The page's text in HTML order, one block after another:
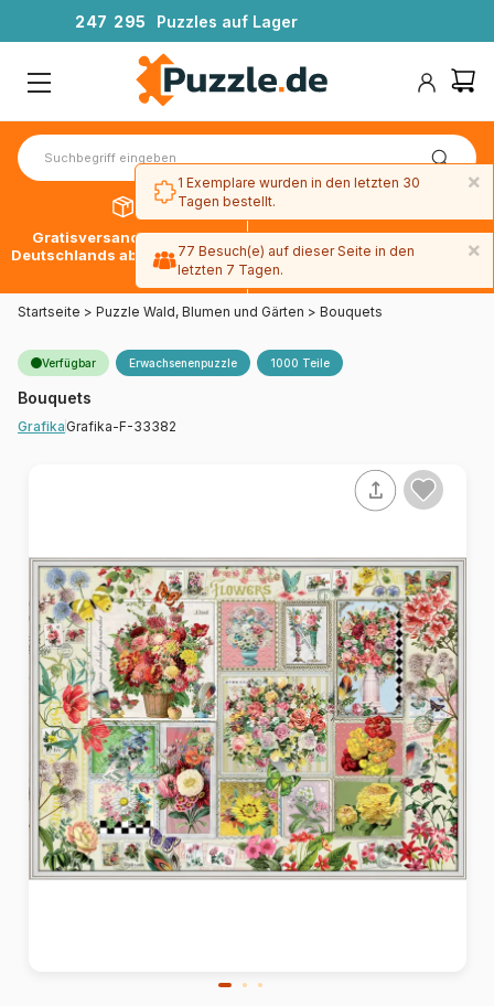
247 295 Puzzles auf Lager
Gratisversand innerhalb
Deutschlands ab 49 € mit DPD
30 Tage später bezahlen
mit Paypal
Startseite > Puzzle Wald, Blumen und Gärten > Bouquets
Verfügbar Erwachsenenpuzzle 1000 Teile
Bouquets
Grafika Grafika-F-33382
×
1 Exemplare wurden in den letzten 30
Tagen bestellt.
×
77 Besuch(e) auf dieser Seite in den
letzten 7 Tagen.